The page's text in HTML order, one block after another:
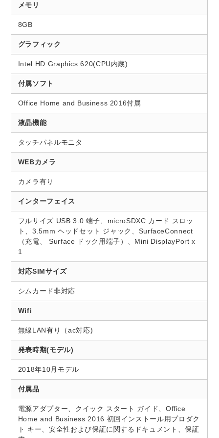
メモリ
8GB
グラフィック
Intel HD Graphics 620(CPU内蔵)
付属ソフト
Office Home and Business 2016付属
液晶機能
タッチパネルモニタ
WEBカメラ
カメラ有り
インターフェイス
フルサイズ USB 3.0 端子、microSDXC カード スロッ
ト、3.5mm ヘッドセット ジャック、SurfaceConnect
（充電、 Surface ドック用端子）、Mini DisplayPort x
1
対応SIMサイズ
シムカード非対応
Wifi
無線LAN有り（ac対応)
発表時期(モデル)
2018年10月モデル
付属品
電源アダプター、クイック スタート ガイド、Office
Home and Business 2016 初回インストール用プロダク
ト キー、安全性および保証に関するドキュメント、保証